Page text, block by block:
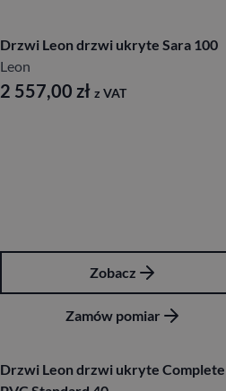
Drzwi Leon drzwi ukryte Sara 100
Leon
2 557,00 zł z VAT
Zobacz
Zamów pomiar
Drzwi Leon drzwi ukryte Complete